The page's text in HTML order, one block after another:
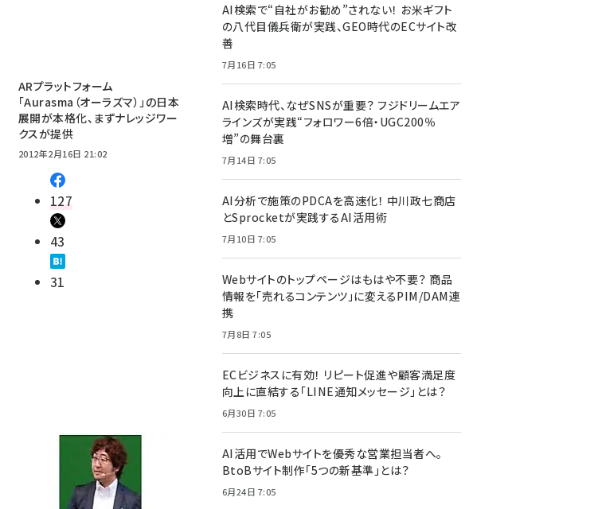
ARプラットフォーム
「Aurasma（オーラズマ）」の日本
展開が本格化、まずナレッジワー
クスが提供
2012年2月16日 21:02
127
43
31
AI検索で“自社がお勧め”されない！ お米ギフト
の八代目儀兵衛が実践、GEO時代のECサイト改
善
7月16日 7:05
AI検索時代、なぜSNSが重要？ フジドリームエア
ラインズが実践“フォロワー6倍・UGC200％
増”の舞台裏
7月14日 7:05
AI分析で施策のPDCAを高速化！ 中川政七商店
とSprocketが実践するAI活用術
7月10日 7:05
Webサイトのトップページはもはや不要？ 商品
情報を「売れるコンテンツ」に変えるPIM/DAM連
携
7月8日 7:05
ECビジネスに有効！ リピート促進や顧客満足度
向上に直結する「LINE通知メッセージ」とは？
6月30日 7:05
AI活用でWebサイトを優秀な営業担当者へ。
BtoBサイト制作「5つの新基準」とは？
6月24日 7:05